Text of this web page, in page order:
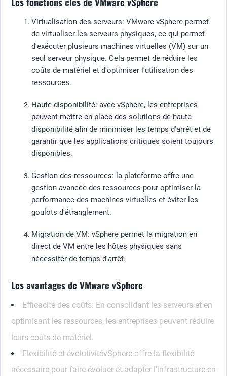
Virtualisation des serveurs: VMware vSphere permet
de virtualiser les serveurs physiques, ce qui permet
d'exécuter plusieurs machines virtuelles (VM) sur un
seul serveur physique. Cela permet de réduire les
coûts de matériel et d'optimiser l'utilisation des
ressources.
Haute disponibilité: avec vSphere, les entreprises
peuvent mettre en place des solutions de haute
disponibilité afin de minimiser les temps d'arrêt et de
garantir que les applications critiques soient toujours
disponibles.
Gestion des ressources: la plateforme offre une
gestion avancée des ressources pour optimiser la
performance des machines virtuelles et éviter les
goulots d'étranglement.
Migration de VM: vSphere permet la migration en
direct de VM entre les hôtes physiques sans
nécessiter de temps d'arrêt.
Les avantages de VMware vSphere
Efficacité des coûts: En consolidant les serveurs et en
optimisant les ressources, les entreprises peuvent réduire
leurs coûts de matériel.
Flexibilité et évolutivitévSphere offre la flexibilité
nécessaire pour faire évoluer et adapter l'infrastructure en